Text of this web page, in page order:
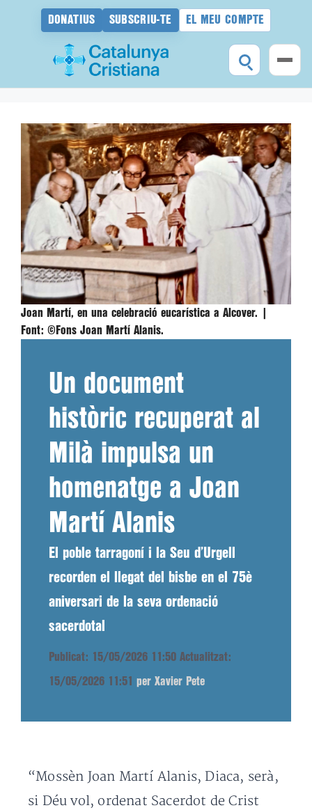
DONATIUS SUBSCRIU-TE EL MEU COMPTE
contingut
Joan Martí, en una celebració eucarística a Alcover. |
Font: ©Fons Joan Martí Alanis.
Un document
històric recuperat al
Milà impulsa un
homenatge a Joan
Martí Alanis
El poble tarragoní i la Seu d’Urgell
recorden el llegat del bisbe en el 75è
aniversari de la seva ordenació
sacerdotal
Publicat: 15/05/2026 11:50 Actualitzat:
15/05/2026 11:51 per Xavier Pete
“Mossèn Joan Martí Alanis, Diaca, serà,
si Déu vol, ordenat Sacerdot de Crist